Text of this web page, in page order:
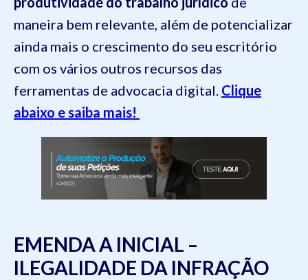
maneira bem relevante, além de potencializar
ainda mais o crescimento do seu escritório
com os vários outros recursos das
ferramentas de advocacia digital. Clique
abaixo e saiba mais!
EMENDA A INICIAL –
ILEGALIDADE DA INFRAÇÃO